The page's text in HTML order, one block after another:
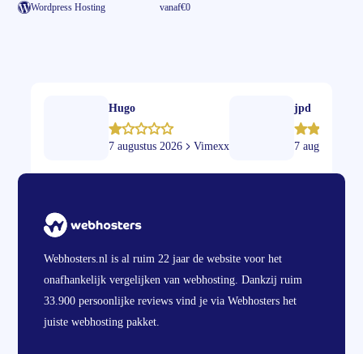
Wordpress Hosting vanaf€0
Hugo
7 augustus 2026 Vimexx
jpd
7 augustus
Webhosters.nl is al ruim 22 jaar de website voor het
onafhankelijk vergelijken van webhosting. Dankzij ruim
33.900 persoonlijke reviews vind je via Webhosters het
juiste webhosting pakket.